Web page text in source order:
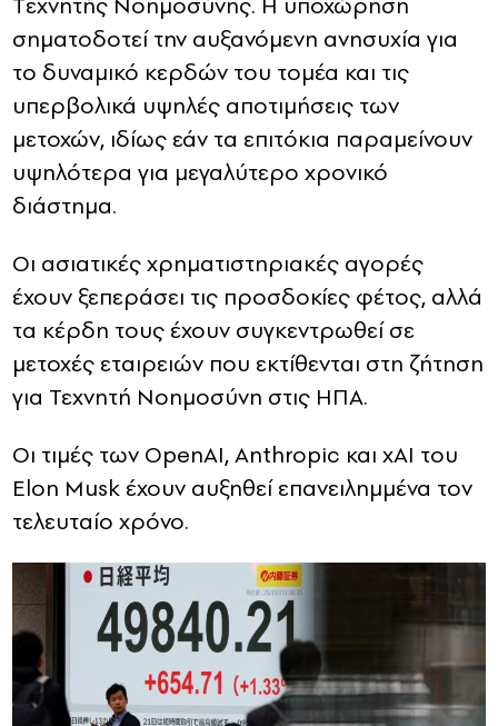
σηματοδοτεί την αυξανόμενη ανησυχία για
το δυναμικό κερδών του τομέα και τις
υπερβολικά υψηλές αποτιμήσεις των
μετοχών, ιδίως εάν τα επιτόκια παραμείνουν
υψηλότερα για μεγαλύτερο χρονικό
διάστημα.
Οι ασιατικές χρηματιστηριακές αγορές
έχουν ξεπεράσει τις προσδοκίες φέτος, αλλά
τα κέρδη τους έχουν συγκεντρωθεί σε
μετοχές εταιρειών που εκτίθενται στη ζήτηση
για Τεχνητή Νοημοσύνη στις ΗΠΑ.
Οι τιμές των OpenAI, Anthropic και xAI του
Elon Musk έχουν αυξηθεί επανειλημμένα τον
τελευταίο χρόνο.